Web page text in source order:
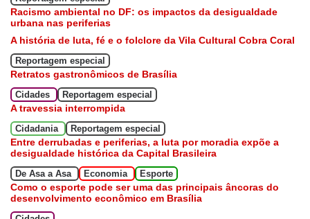
Racismo ambiental no DF: os impactos da desigualdade
urbana nas periferias
A história de luta, fé e o folclore da Vila Cultural Cobra Coral
Reportagem especial
Retratos gastronômicos de Brasília
Cidades Reportagem especial
A travessia interrompida
Cidadania Reportagem especial
Entre derrubadas e periferias, a luta por moradia expõe a
desigualdade histórica da Capital Brasileira
De Asa a Asa Economia Esporte
Como o esporte pode ser uma das principais âncoras do
desenvolvimento econômico em Brasília